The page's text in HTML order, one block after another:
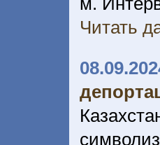
Читать